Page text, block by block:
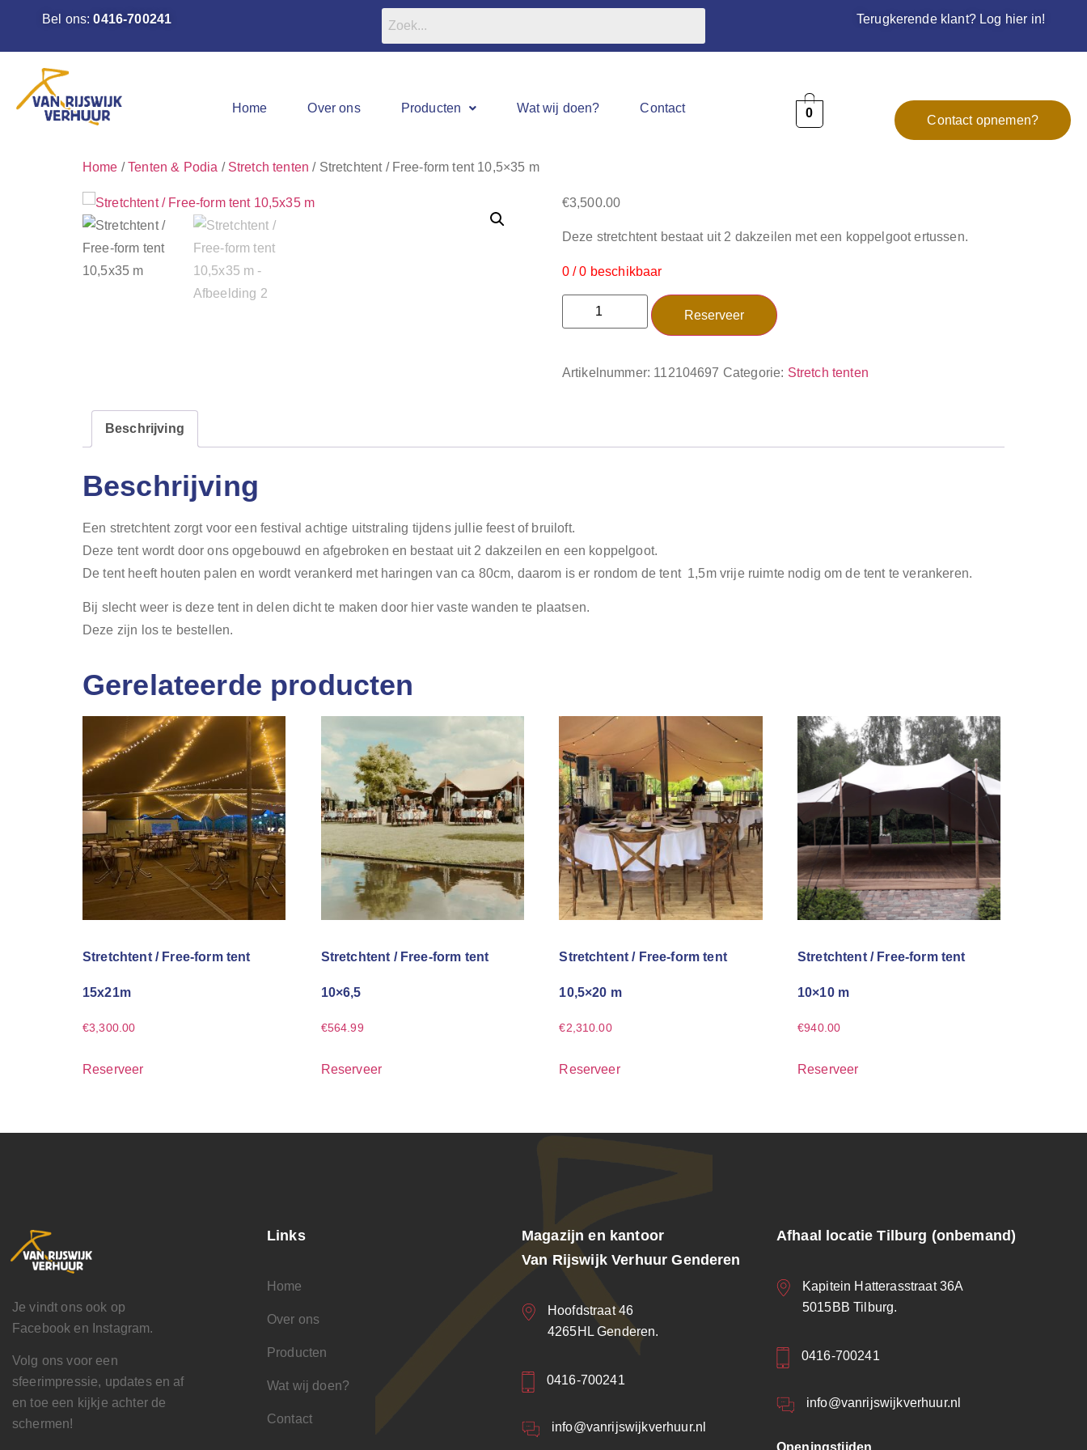
Bel ons:0416-700241 Terugkerende klant? Log hier in!
Home Over ons Producten Wat wij doen? Contact 0
Contact opnemen?
Home /Tenten & Podia / Stretch tenten / Stretchtent / Free-form tent 10,5×35 m
€3,500.00
Deze stretchtent bestaat uit 2 dakzeilen met een koppelgoot ertussen.
0 / 0 beschikbaar
Reserveer
Artikelnummer: 112104697 Categorie: Stretch tenten
Beschrijving
Beschrijving
Een stretchtent zorgt voor een festival achtige uitstraling tijdens jullie feest of bruiloft.
Deze tent wordt door ons opgebouwd en afgebroken en bestaat uit 2 dakzeilen en een koppelgoot.
De tent heeft houten palen en wordt verankerd met haringen van ca 80cm, daarom is er rondom de tent 1,5m vrije ruimte nodig om de tent te verankeren.
Bij slecht weer is deze tent in delen dicht te maken door hier vaste wanden te plaatsen.
Deze zijn los te bestellen.
Gerelateerde producten
Stretchtent / Free-form tent
15x21m
€3,300.00
Reserveer
Stretchtent / Free-form tent
10×6,5
€564.99
Reserveer
Stretchtent / Free-form tent
10,5×20 m
€2,310.00
Reserveer
Stretchtent / Free-form tent
10×10 m
€940.00
Reserveer
Je vindt ons ook op
Facebook en Instagram.
Volg ons voor een
sfeerimpressie, updates en af
en toe een kijkje achter de
schermen!
Links
Home
Over ons
Producten
Wat wij doen?
Contact
Magazijn en kantoor
Van Rijswijk Verhuur Genderen
Hoofdstraat 46
4265HL Genderen.
0416-700241
info@vanrijswijkverhuur.nl
Afhaal locatie Tilburg (onbemand)
Kapitein Hatterasstraat 36A
5015BB Tilburg.
0416-700241
info@vanrijswijkverhuur.nl
Openingstijden